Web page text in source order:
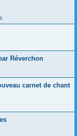
Réverchon
carnet de chant